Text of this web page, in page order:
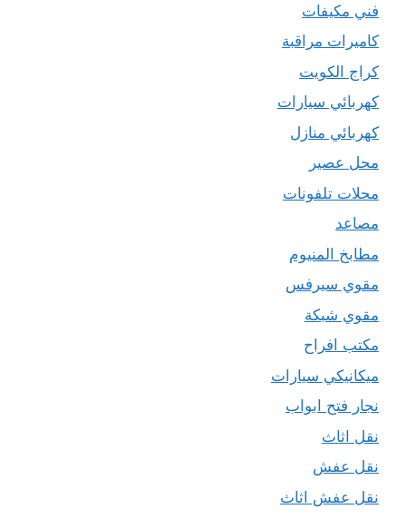
فني مكيفات
كاميرات مراقبة
كراج الكويت
كهربائي سيارات
كهربائي منازل
محل عصير
محلات تلفونات
مصاعد
مطابخ المنيوم
مقوي سيرفس
مقوي شبكة
مكتب افراح
ميكانيكي سيارات
نجار فتح ابواب
نقل اثاث
نقل عفش
نقل عفش اثاث